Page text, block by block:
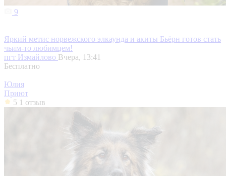
9
Яркий метис норвежского элкаунда и акиты Бьёрн готов стать
чьим-то любимцем!
пгт Измайлово Вчера, 13:41
Бесплатно
Юлия
Приют
5 1 отзыв